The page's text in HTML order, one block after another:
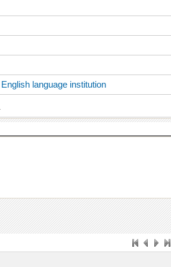
English language institution